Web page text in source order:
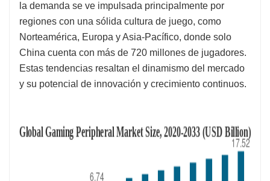
la demanda se ve impulsada principalmente por
regiones con una sólida cultura de juego, como
Norteamérica, Europa y Asia-Pacífico, donde solo
China cuenta con más de 720 millones de jugadores.
Estas tendencias resaltan el dinamismo del mercado
y su potencial de innovación y crecimiento continuos.